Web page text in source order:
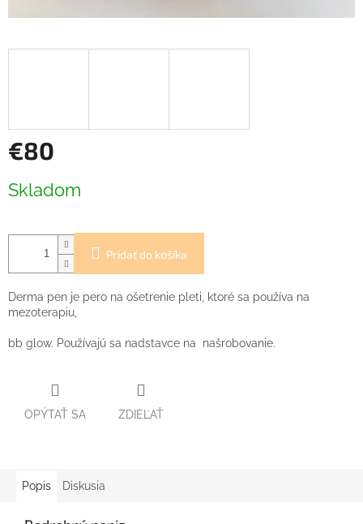
€80
cena:
Skladom
Pridať do košíka
Derma pen je pero na ošetrenie pleti, ktoré sa používa na
mezoterapiu,
bb glow. Používajú sa nadstavce na našrobovanie.
OPÝTAŤ SA ZDIEĽAŤ
Popis Diskusia